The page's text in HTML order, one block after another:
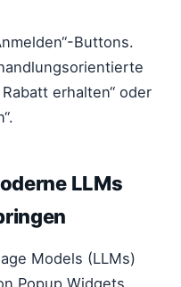
Buttons.
erhalten“ oder
LLMs
Models (LLMs)
Popup Widgets